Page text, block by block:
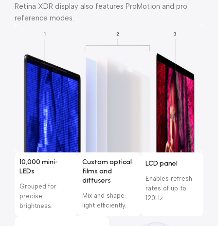
Retina XDR display also features ProMotion and pro
reference modes.
10,000 mini-
LEDs
Grouped for
precise
brightness.
Custom optical
films and
diffusers
Mix and shape
light efficiently.
LCD panel
Enables refresh
rates of up to
120Hz.